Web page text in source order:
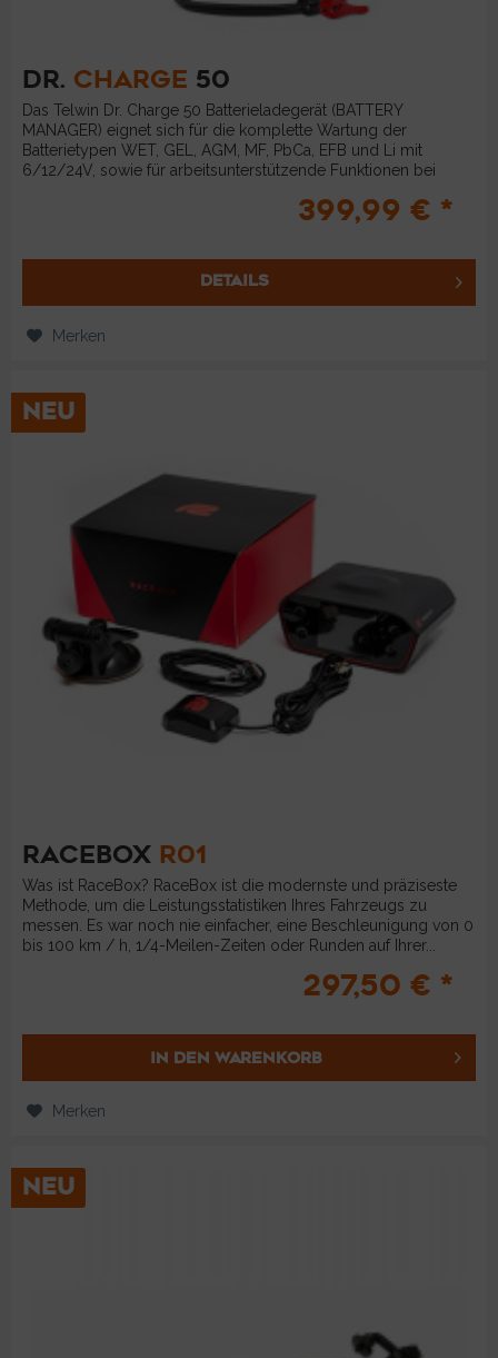
DR. CHARGE 50
Das Telwin Dr. Charge 50 Batterieladegerät (BATTERY
MANAGER) eignet sich für die komplette Wartung der
Batterietypen WET, GEL, AGM, MF, PbCa, EFB und Li mit
6/12/24V, sowie für arbeitsunterstützende Funktionen bei
399,99 € *
DETAILS
Merken
NEU
RACEBOX R01
Was ist RaceBox? RaceBox ist die modernste und präziseste
Methode, um die Leistungsstatistiken Ihres Fahrzeugs zu
messen. Es war noch nie einfacher, eine Beschleunigung von 0
bis 100 km / h, 1/4-Meilen-Zeiten oder Runden auf Ihrer...
297,50 € *
IN DEN WARENKORB
Merken
NEU